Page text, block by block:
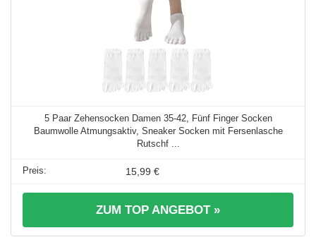
5 Paar Zehensocken Damen 35-42, Fünf Finger Socken
Baumwolle Atmungsaktiv, Sneaker Socken mit Fersenlasche
Rutschf ...
15,99 €
ZUM TOP ANGEBOT »